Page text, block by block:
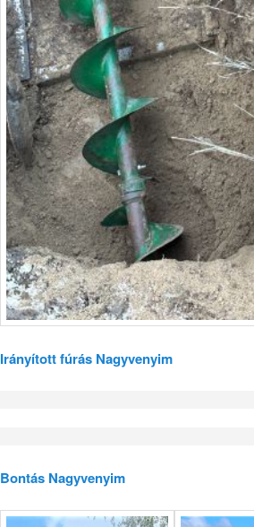
Irányított fúrás Nagyvenyim
Bontás Nagyvenyim